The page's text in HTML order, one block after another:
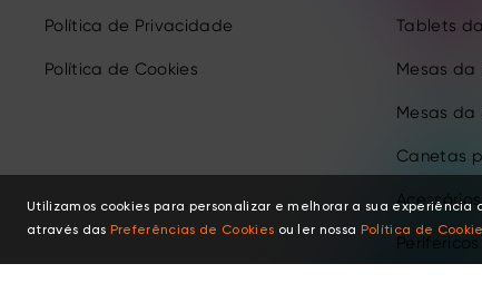
Política de Privacidade
Política de Cookies
Tablets
Mesas da
Mesas da
Canetas
Utilizamos cookies para personalizar e melhorar a sua
através das Preferências de Cookies ou ler nossa Política de